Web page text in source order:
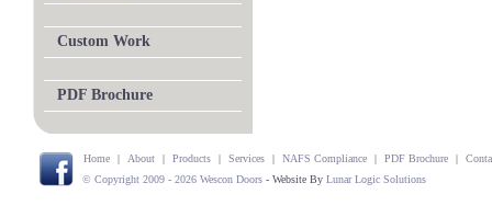
Custom Work
PDF Brochure
Home | About | Products | Services | NAFS Compliance | PDF Brochure |
© Copyright 2009 - 2026 Wescon Doors - Website By Lunar Logic Solutions